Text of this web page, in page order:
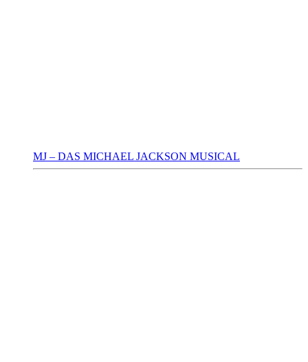
MJ – DAS MICHAEL JACKSON MUSICAL